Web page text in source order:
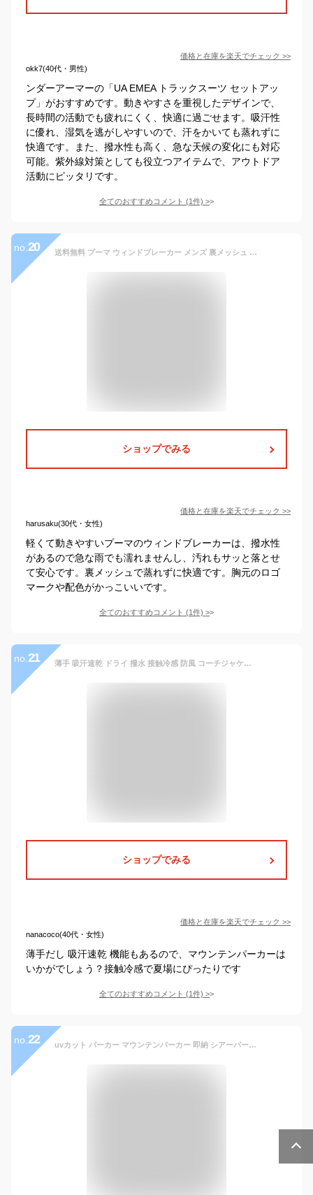
価格と在庫を楽天でチェック >>
okk7(40代・男性)
ンダーアーマーの「UA EMEA トラックスーツ セットアッ
プ」がおすすめです。動きやすさを重視したデザインで、
長時間の活動でも疲れにくく、快適に過ごせます。吸汗性
に優れ、湿気を逃がしやすいので、汗をかいても蒸れずに
快適です。また、撥水性も高く、急な天候の変化にも対応
可能。紫外線対策としても役立つアイテムで、アウトドア
活動にピッタリです。
全てのおすすめコメント (1件) >
no. 20 送料無料 プーマ ウィンドブレーカー メンズ 裏メッシュ 長袖 アウター PUMA TAD ウーブンメッシュライナージャケット 防風 はっ水 撥水 男性 トレーニング スポーツウェア ウインドブレーカー パーカージャケット 上着 メンズジャケット 服 ブランド アパレル/527051
ショップでみる
価格と在庫を楽天でチェック >>
harusaku(30代・女性)
軽くて動きやすいプーマのウィンドブレーカーは、撥水性
があるので急な雨でも濡れませんし、汚れもサッと落とせ
て安心です。裏メッシュで蒸れずに快適です。胸元のロゴ
マークや配色がかっこいいです。
全てのおすすめコメント (1件) >
no. 21 薄手 吸汗速乾 ドライ 撥水 接触冷感 防風 コーチジャケット メンズ マウンテンパーカー ウィンドブレーカー 秋ジャケット
ショップでみる
価格と在庫を楽天でチェック >>
nanacoco(40代・女性)
薄手だし 吸汗速乾 機能もあるので、マウンテンパーカーは
いかがでしょう？接触冷感で夏場にぴったりです
全てのおすすめコメント (1件) >
no. 22 uvカット パーカー マウンテンパーカー 即納 シアーパーカー カップル uv 涼しい 接触冷感 ラッシュガード レディース メンズ ジップアップ 日焼け止め 虫除け 冷感 ひんやり 速乾 即納 薄手 撥水加工 長袖 紫外線カット 春 夏 S/M/L 送料無料 母の日 ギフト